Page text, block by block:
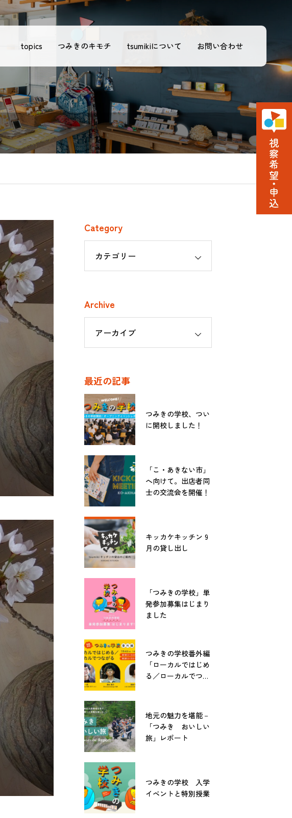
topics つみきのキモチ tsumikiについて お問い合わせ
Category
Archive
最近の記事
つみきの学校、つい
に開校しました！
「こ・あきない市」
へ向けて。出店者同
士の交流会を開催！
キッカケキッチン 9
月の貸し出し
「つみきの学校」単
発参加募集はじまり
ました
つみきの学校番外編
「ローカルではじめ
る／ローカルでつな
地元の魅力を堪能－
「つみき おいしい
旅」レポート
つみきの学校 入学
イベントと特別授業